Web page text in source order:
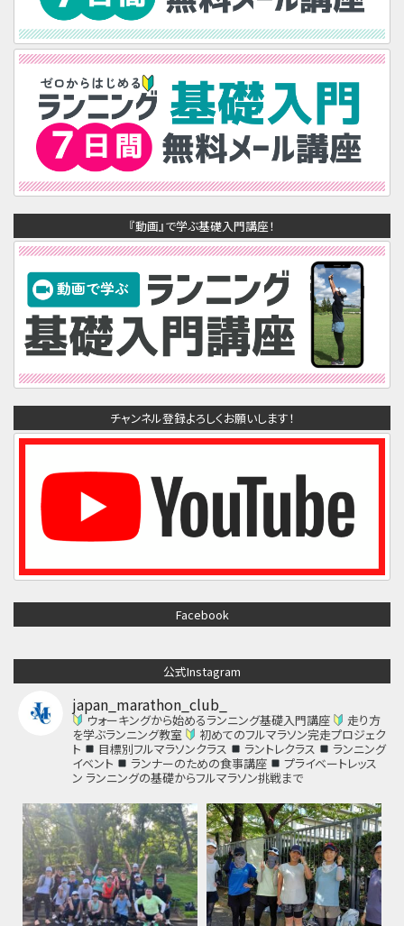
『動画』で学ぶ基礎入門講座！
チャンネル登録よろしくお願いします！
Facebook
公式Instagram
japan_marathon_club_
ウォーキングから始めるランニング基礎入門講座
走り方
を学ぶランニング教室
初めてのフルマラソン完走プロジェク
ト
目標別フルマラソンクラス ラントレクラス
ランニング
イベント
ランナーのための食事講座
プライベートレッス
ン ランニングの基礎からフルマラソン挑戦まで